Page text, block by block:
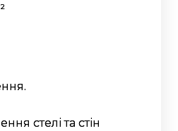
стелі та стін